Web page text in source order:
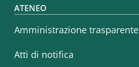
Footer menu
ATENEO
Amministrazione trasparente
Atti di notifica